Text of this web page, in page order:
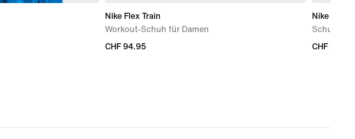
Nike Flex Train
Workout-Schuh für Damen
CHF 94.95
CHF 94.95
Nike Force
Schuh
CHF 80.00
CHF 80.00